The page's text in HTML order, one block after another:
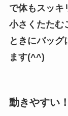
で体もスッキ
小さくたたむ
ときにバッグ
ます(^^)
動きやすい！